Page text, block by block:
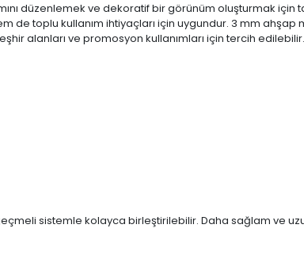
düzenlemek ve dekoratif bir görünüm oluşturmak
de toplu kullanım ihtiyaçları için uygundur. 3 mm
alanları ve promosyon kullanımları için tercih edilebilir.
sistemle kolayca birleştirilebilir. Daha sağlam ve uzun